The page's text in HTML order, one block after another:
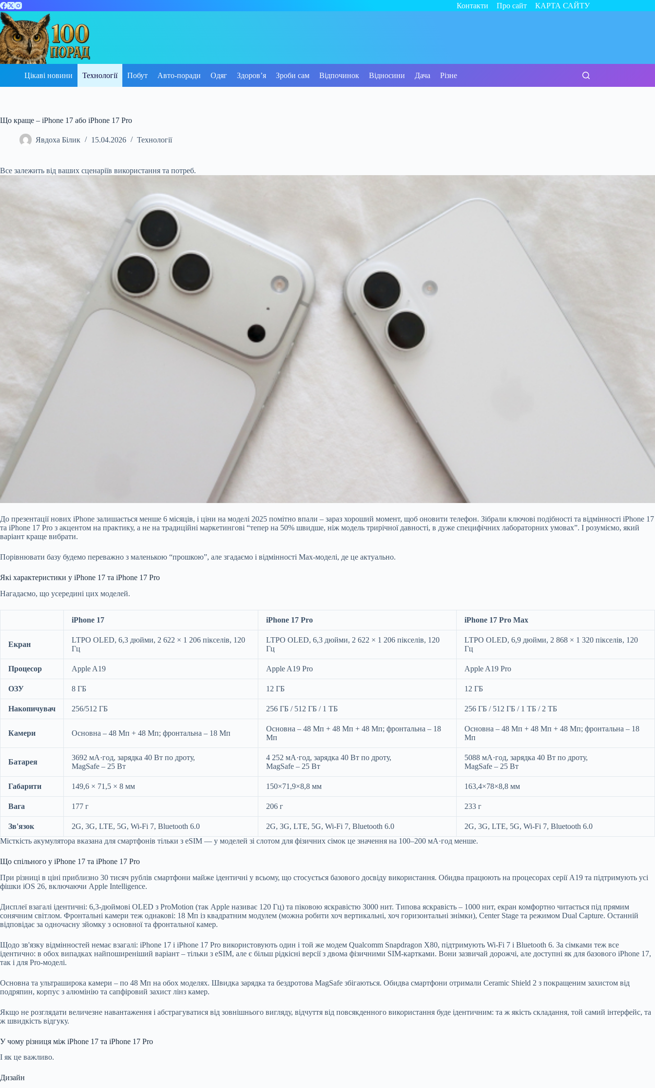
Перейти
до
вмісту
Контакти Про сайт КАРТА САЙТУ
Цікаві новини Технології Побут Авто-поради Одяг Здоров’я Зроби сам Відпочинок Відносини Дача Різне
Що краще – iPhone 17 або iPhone 17 Pro
Явдоха Білик 15.04.2026 Технології
Все залежить від ваших сценаріїв використання та потреб.
До презентації нових iPhone залишається менше 6 місяців, і ціни на моделі 2025 помітно впали – зараз хороший момент, щоб оновити телефон. Зібрали ключові подібності та відмінності iPhone 17
та iPhone 17 Pro з акцентом на практику, а не на традиційні маркетингові “тепер на 50% швидше, ніж модель трирічної давності, в дуже специфічних лабораторних умовах”. І розуміємо, який
варіант краще вибрати.
Порівнювати базу будемо переважно з маленькою “прошкою”, але згадаємо і відмінності Max-моделі, де це актуально.
Які характеристики у iPhone 17 та iPhone 17 Pro
Нагадаємо, що усередині цих моделей.
iPhone 17 iPhone 17 Pro iPhone 17 Pro Max
Екран
LTPO OLED, 6,3 дюйми, 2 622 × 1 206 пікселів, 120
Гц
LTPO OLED, 6,3 дюйми, 2 622 × 1 206 пікселів, 120
Гц
LTPO OLED, 6,9 дюйми, 2 868 × 1 320 пікселів, 120
Гц
Процесор Apple A19 Apple A19 Pro Apple A19 Pro
ОЗУ 8 ГБ 12 ГБ 12 ГБ
Накопичувач 256/512 ГБ 256 ГБ / 512 ГБ / 1 ТБ 256 ГБ / 512 ГБ / 1 ТБ / 2 ТБ
Камери Основна – 48 Мп + 48 Мп; фронтальна – 18 Мп
Основна – 48 Мп + 48 Мп + 48 Мп; фронтальна – 18
Мп
Основна – 48 Мп + 48 Мп + 48 Мп; фронтальна – 18
Мп
Батарея
3692 мА·год, зарядка 40 Вт по дроту,
MagSafe – 25 Вт
4 252 мА·год, зарядка 40 Вт по дроту,
MagSafe – 25 Вт
5088 мА·год, зарядка 40 Вт по дроту,
MagSafe – 25 Вт
Габарити 149,6 × 71,5 × 8 мм 150×71,9×8,8 мм 163,4×78×8,8 мм
Вага 177 г 206 г 233 г
Зв'язок 2G, 3G, LTE, 5G, Wi-Fi 7, Bluetooth 6.0 2G, 3G, LTE, 5G, Wi-Fi 7, Bluetooth 6.0
2G, 3G, LTE, 5G, Wi-Fi 7, Bluetooth 6.0
Місткість акумулятора вказана для смартфонів тільки з eSIM — у моделей зі слотом для фізичних сімок це значення на 100–200 мА·год менше.
Що спільного у iPhone 17 та iPhone 17 Pro
При різниці в ціні приблизно 30 тисяч рублів смартфони майже ідентичні у всьому, що стосується базового досвіду використання. Обидва працюють на процесорах серії A19 та підтримують усі
фішки iOS 26, включаючи Apple Intelligence.
Дисплеї взагалі ідентичні: 6,3-дюймові OLED з ProMotion (так Apple називає 120 Гц) та піковою яскравістю 3000 нит. Типова яскравість – 1000 нит, екран комфортно читається під прямим
сонячним світлом. Фронтальні камери теж однакові: 18 Мп із квадратним модулем (можна робити хоч вертикальні, хоч горизонтальні знімки), Center Stage та режимом Dual Capture. Останній
відповідає за одночасну зйомку з основної та фронтальної камер.
Щодо зв'язку відмінностей немає взагалі: iPhone 17 і iPhone 17 Pro використовують один і той же модем Qualcomm Snapdragon X80, підтримують Wi-Fi 7 і Bluetooth 6. За сімками теж все
ідентично: в обох випадках найпоширеніший варіант – тільки з eSIM, але є більш рідкісні версії з двома фізичними SIM-картками. Вони зазвичай дорожчі, але доступні як для базового iPhone 17,
так і для Pro-моделі.
Основна та ультраширока камери – по 48 Мп на обох моделях. Швидка зарядка та бездротова MagSafe збігаються. Обидва смартфони отримали Ceramic Shield 2 з покращеним захистом від
подряпин, корпус з алюмінію та сапфіровий захист лінз камер.
Якщо не розглядати величезне навантаження і абстрагуватися від зовнішнього вигляду, відчуття від повсякденного використання буде ідентичним: та ж якість складання, той самий інтерфейс, та
ж швидкість відгуку.
У чому різниця між iPhone 17 та iPhone 17 Pro
І як це важливо.
Дизайн